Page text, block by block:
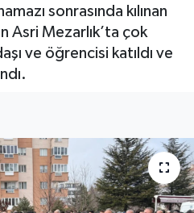
sonrasında kılınan
Asri Mezarlık’ta çok
ve öğrencisi katıldı ve